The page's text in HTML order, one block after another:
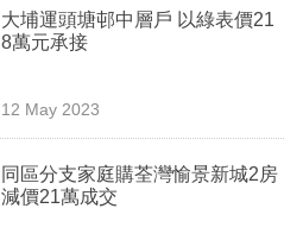
大埔運頭塘邨中層戶 以綠表價21
8萬元承接
12 May 2023
同區分支家庭購荃灣愉景新城2房
減價21萬成交